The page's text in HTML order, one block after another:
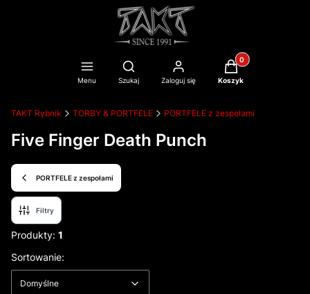
Menu
Otwórz wyszukiwarkę
Szukaj Zaloguj się
Produkty w
Koszyk
TAKT Rybnik TORBY & PORTFELE PORTFELE z zespołami
Five Finger Death Punch
PORTFELE z zespołami
Filtry
Produkty: 1
Lista produktów
Sortowanie:
Domyślne